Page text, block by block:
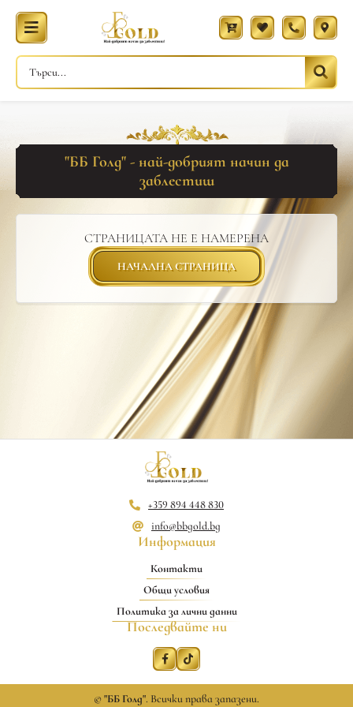
"ББ Голд" - най-добрият начин да
заблестиш
СТРАНИЦАТА НЕ Е НАМЕРЕНА
НАЧАЛНА СТРАНИЦА
+359 894 448 830
info@bbgold.bg
Информация
Контакти
Общи условия
Политика за лични данни
Последвайте ни
©"ББ Голд". Всички права запазени.